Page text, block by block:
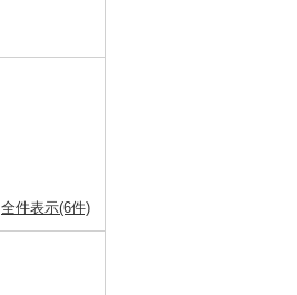
全件表示(6件)